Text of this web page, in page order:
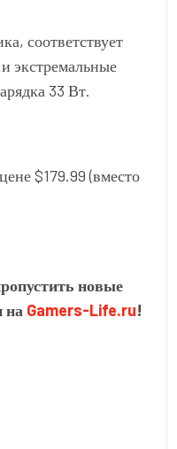
соответствует
экстремальные
33 Вт.
$179.99 (вместо
новые
на Gamers-Life.ru!